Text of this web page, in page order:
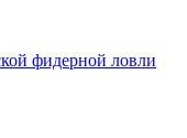
фидерной ловли